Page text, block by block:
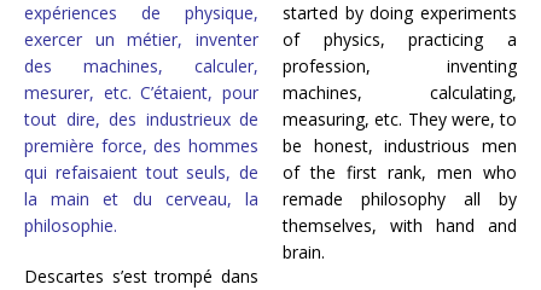
expériences de physique,
exercer un métier, inventer
des machines, calculer,
mesurer, etc. C’étaient, pour
tout dire, des industrieux de
première force, des hommes
qui refaisaient tout seuls, de
la main et du cerveau, la
philosophie.
Descartes s’est trompé dans
started by doing experiments
of physics, practicing a
profession, inventing
machines, calculating,
measuring, etc. They were, to
be honest, industrious men
of the first rank, men who
remade philosophy all by
themselves, with hand and
brain.